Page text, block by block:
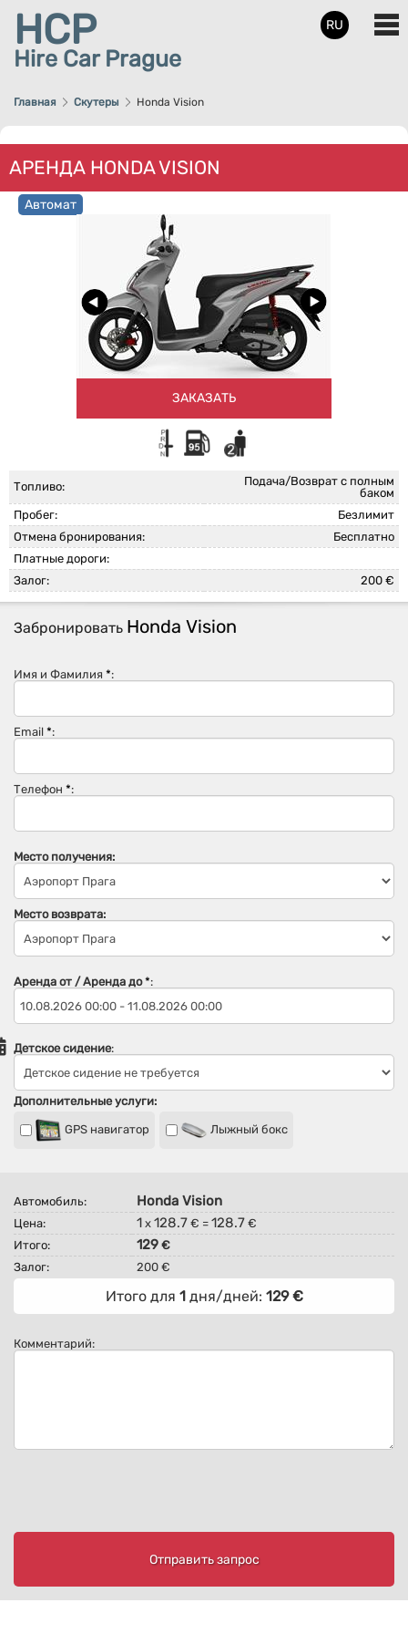
HCP
Hire Car Prague
RU
Главная Скутеры Honda Vision
АРЕНДА HONDA VISION
Автомат
ЗАКАЗАТЬ
Топливо:
Подача/Возврат с полным
баком
Пробег:
Безлимит
Отмена бронирования:
Бесплатно
Платные дороги:
Залог:
200 €
Забронировать Honda Vision
Имя и Фамилия *:
Email *:
Телефон *:
Место получения:
Место возврата:
Аренда от / Аренда до *:
Детское сидение:
Дополнительные услуги:
GPS навигатор Лыжный бокс
Автомобиль: Honda Vision
Цена: 1 x 128.7 € = 128.7 €
Итого:
129 €
Залог:
200 €
Итого для 1дня/дней: 129€
Комментарий:
Отправить запрос